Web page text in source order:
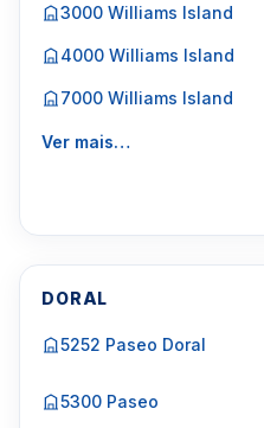
3000 Williams Island
4000 Williams Island
7000 Williams Island
Ver mais…
DORAL
5252 Paseo Doral
5300 Paseo